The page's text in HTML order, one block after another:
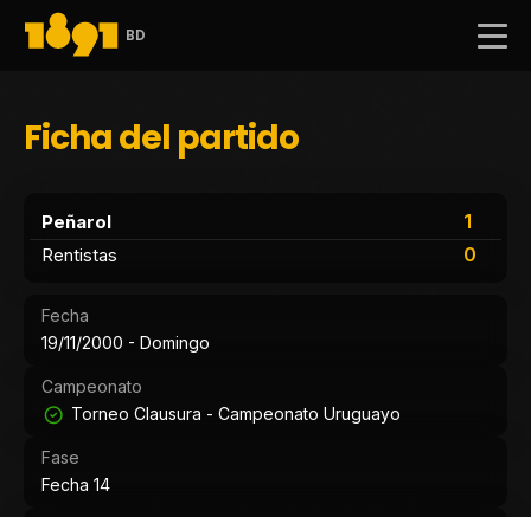
BD
Ficha del partido
Peñarol
1
0
Rentistas
Fecha
19/11/2000 - Domingo
Campeonato
Torneo Clausura - Campeonato Uruguayo
Fase
Fecha 14